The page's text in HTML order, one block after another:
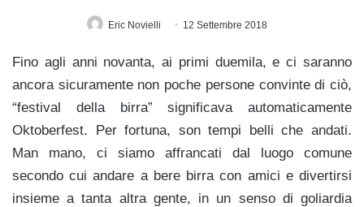
Eric Novielli 12 Settembre 2018
Fino agli anni novanta, ai primi duemila, e ci saranno
ancora sicuramente non poche persone convinte di ciò,
“festival della birra” significava automaticamente
Oktoberfest. Per fortuna, son tempi belli che andati.
Man mano, ci siamo affrancati dal luogo comune
secondo cui andare a bere birra con amici e divertirsi
insieme a tanta altra gente, in un senso di goliardia